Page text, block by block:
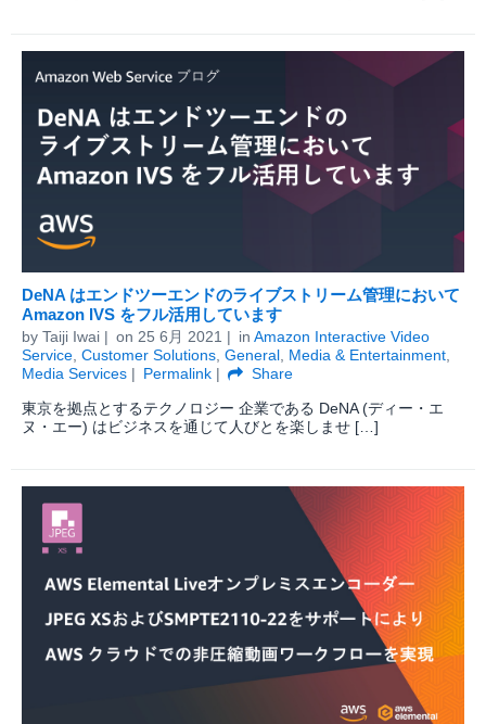
DeNA はエンドツーエンドのライブストリーム管理において
Amazon IVS をフル活用しています
by Taiji Iwai on 25 6月 2021 in Amazon Interactive Video
Service, Customer Solutions, General, Media & Entertainment,
Media Services
Permalink
Share
東京を拠点とするテクノロジー 企業である DeNA (ディー・エ
ヌ・エー) はビジネスを通じて人びとを楽しませ […]